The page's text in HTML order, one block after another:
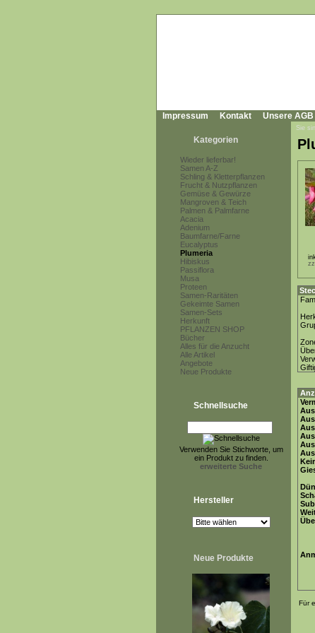
Impressum Kontakt Unsere AGB
Kategorien
Wieder lieferbar!
Samen A-Z
Schling & Kletterpflanzen
Frucht & Nutzpflanzen
Gemüse & Gewürze
Mangroven & Teich
Palmen & Palmfarne
Acacia
Adenium
Baumfarne/Farne
Eucalyptus
Plumeria
Hibiskus
Passiflora
Musa
Proteen
Samen-Raritäten
Gekeimte Samen
Samen-Sets
Herkunft
PFLANZEN SHOP
Bücher
Alles für die Anzucht
Alle Artikel
Angebote
Neue Produkte
Schnellsuche
Verwenden Sie Stichworte, um
ein Produkt zu finden.
erweiterte Suche
Hersteller
Neue Produkte
Sie
Für